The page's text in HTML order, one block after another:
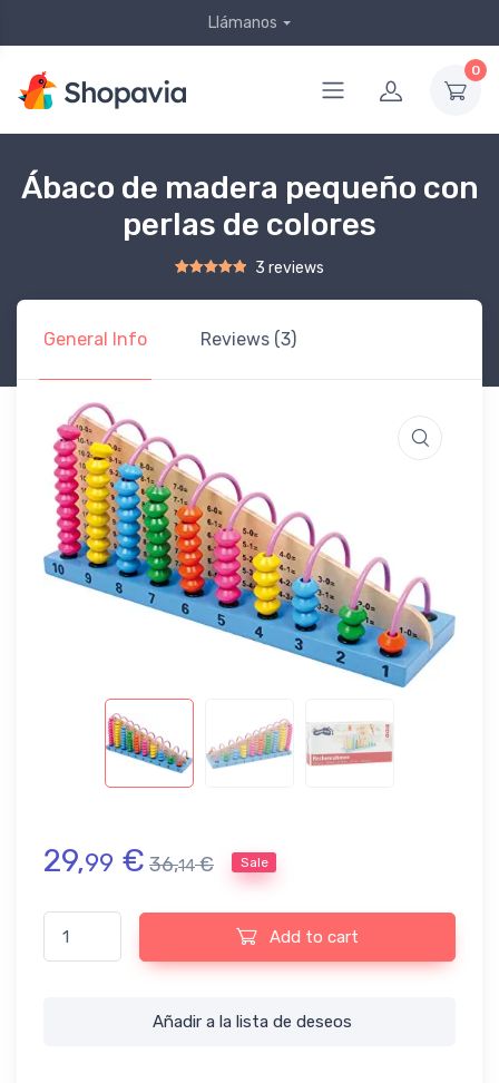
Llámanos
0
Ábaco de madera pequeño con
perlas de colores
Rated5.00out of 5 based on
2 customer ratings
3 reviews
General Info Reviews (3)
29,99 € 36,14 € Sale
Ábaco de madera pequeño con perlas de colores quantity
Add to cart
Añadir a la lista de deseos